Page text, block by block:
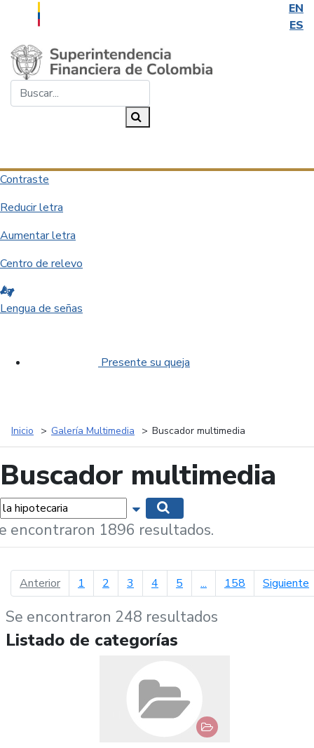
EN
ES
Saltar al contenido principal
Contraste
Reducir letra
Aumentar letra
Centro de relevo
Lengua de señas
Presente su queja
Inicio Galería Multimedia Buscador multimedia
Buscador multimedia
Mostrar opciones de búsqueda
encontraron 1896 resultados.
Anteriorpágina anterior
1 2 3 4 5 ... 158 Siguiente
Se encontraron 248 resultados
Listado de categorías